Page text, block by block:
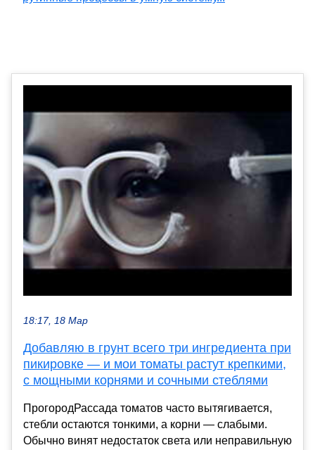
18:17, 18 Мар
Добавляю в грунт всего три ингредиента при
пикировке — и мои томаты растут крепкими,
с мощными корнями и сочными стеблями
ПрогородРассада томатов часто вытягивается,
стебли остаются тонкими, а корни — слабыми.
Обычно винят недостаток света или неправильную